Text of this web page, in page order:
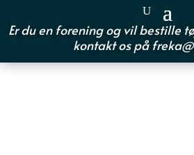
Er du en forening og vil bestille
kontakt os på